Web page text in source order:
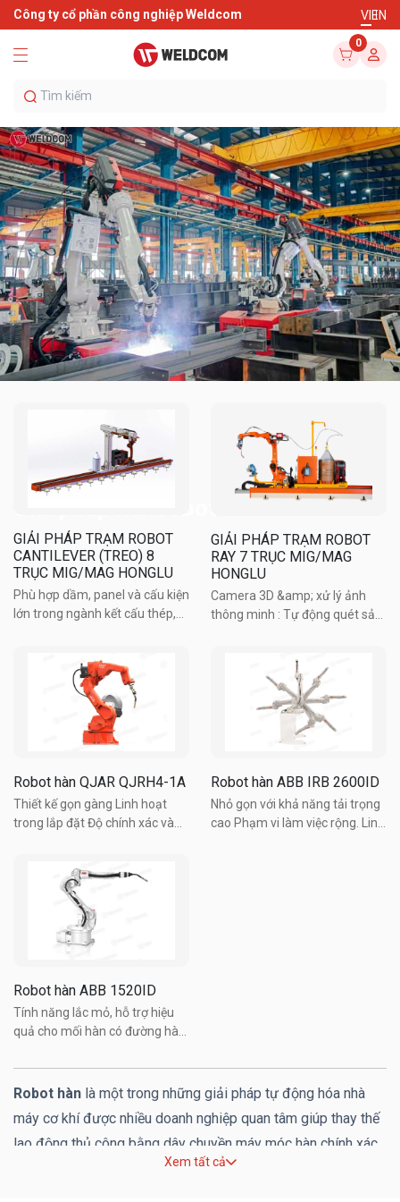
Công ty cổ phần công nghiệp Weldcom VIEN
0
GIẢI PHÁP TRẠM ROBOT
CANTILEVER (TREO) 8
TRỤC MIG/MAG HONGLU
Phù hợp dầm, panel và cấu kiện
lớn trong ngành kết cấu thép,
loại sản phẩm, lô nhỏ, hàng tùy
chỉnh Không yêu cầu độ chính
xác phôi cao Vận ...
GIẢI PHÁP TRẠM ROBOT
RAY 7 TRỤC MIG/MAG
HONGLU
Camera 3D &amp; xử lý ảnh
thông minh : Tự động quét sản
vẽ. Hệ rail mở rộng (tùy chọn) :
Gia tăng tầm với và không gian
làm việc của robot. ...
Robot hàn QJAR QJRH4-1A
Thiết kế gọn gàng Linh hoạt
trong lắp đặt Độ chính xác và
năng chống va chạm mỏ an
toàn, thông minh.
Robot hàn ABB IRB 2600ID
Nhỏ gọn với khả năng tải trọng
cao Phạm vi làm việc rộng. Linh
Robot hàn ABB 1520ID
Tính năng lắc mỏ, hỗ trợ hiệu
quả cho mối hàn có đường hàn
robot hàn ABB 1520ID gọn
gàng. Linh hoạt trong lắp đặt.
trội. Robot hàn ABB ...
Robot hàn là một trong những giải pháp tự động hóa nhà
máy cơ khí được nhiều doanh nghiệp quan tâm giúp thay thế
lao động thủ công bằng dây chuyền máy móc hàn chính xác,
Xem tất cả